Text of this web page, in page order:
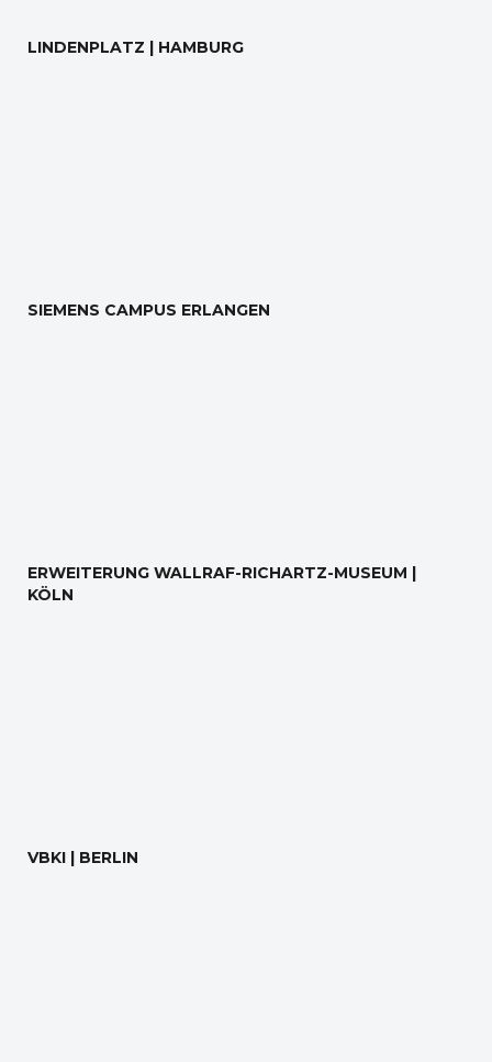
LINDENPLATZ | HAMBURG
SIEMENS CAMPUS ERLANGEN
ERWEITERUNG WALLRAF-RICHARTZ-MUSEUM |
KÖLN
VBKI | BERLIN